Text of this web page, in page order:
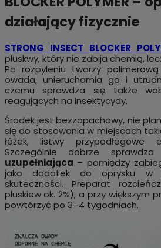
działający fizycznie
STRONG INSECT BLOCKER
pluskwy, który nie zabija chemią,
Po rozpyleniu tworzy
owada, unieruchamia go i
czemu sprawdza się także
reagujących na insektycydy.
Środek jest bezzapachowy, nie
się do stosowania w miejscach
łóżek, listwy przypodłogowe
Szczególnie dobrze
uzupełniająca – pomiędzy
jako dodatek do oprysku w
skuteczności. Preparat
pluskiew ok. 2%), a przy większym
powtórzyć po 3–4 tygodniach.